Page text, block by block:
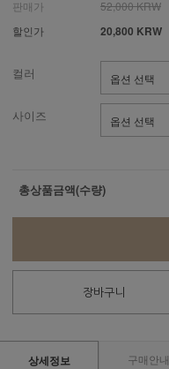
판매가
52,000 KRW
할인가
20,800 KRW
컬러
사이즈
총상품금액(수량)
장바구니
상세정보 구매안내